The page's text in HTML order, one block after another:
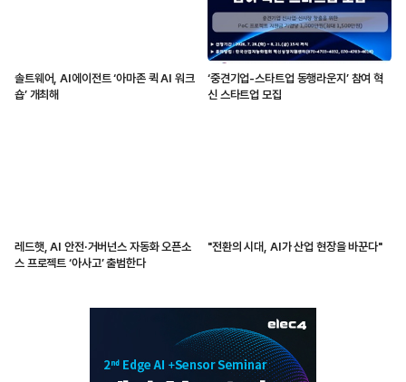
솔트웨어, AI에이전트 ‘아마존 퀵 AI 워크
숍’ 개최해
‘중견기업-스타트업 동행라운지’ 참여 혁
신 스타트업 모집
레드햇, AI 안전·거버넌스 자동화 오픈소
스 프로젝트 ‘아사고’ 출범한다
"전환의 시대, AI가 산업 현장을 바꾼다"